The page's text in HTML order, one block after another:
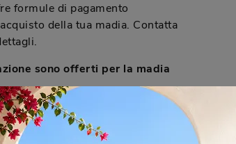
formule di pagamento
della tua madia. Contatta
sono offerti per la madia
Caprotti offre servizi di
a domicilio per la madia
in loco.